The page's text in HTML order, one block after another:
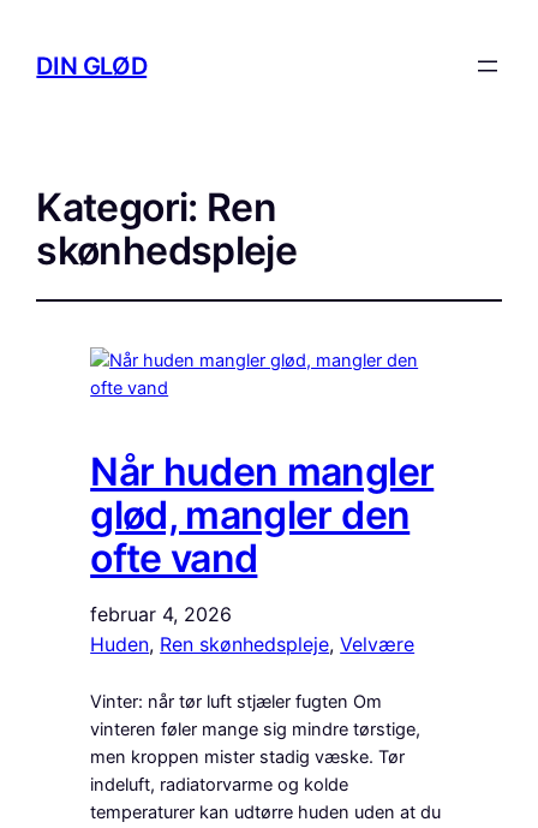
DIN GLØD
Kategori: Ren
skønhedspleje
Når huden mangler
glød, mangler den
ofte vand
februar 4, 2026
Huden, Ren skønhedspleje, Velvære
Vinter: når tør luft stjæler fugten Om
vinteren føler mange sig mindre tørstige,
men kroppen mister stadig væske. Tør
indeluft, radiatorvarme og kolde
temperaturer kan udtørre huden uden at du